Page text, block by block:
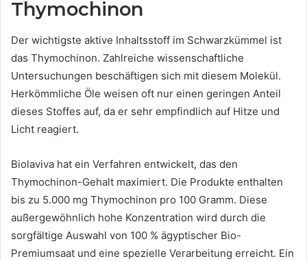
Thymochinon
Der wichtigste aktive Inhaltsstoff im Schwarzkümmel ist
das Thymochinon. Zahlreiche wissenschaftliche
Untersuchungen beschäftigen sich mit diesem Molekül.
Herkömmliche Öle weisen oft nur einen geringen Anteil
dieses Stoffes auf, da er sehr empfindlich auf Hitze und
Licht reagiert.
Biolaviva hat ein Verfahren entwickelt, das den
Thymochinon-Gehalt maximiert. Die Produkte enthalten
bis zu 5.000 mg Thymochinon pro 100 Gramm. Diese
außergewöhnlich hohe Konzentration wird durch die
sorgfältige Auswahl von 100 % ägyptischer Bio-
Premiumsaat und eine spezielle Verarbeitung erreicht. Ein